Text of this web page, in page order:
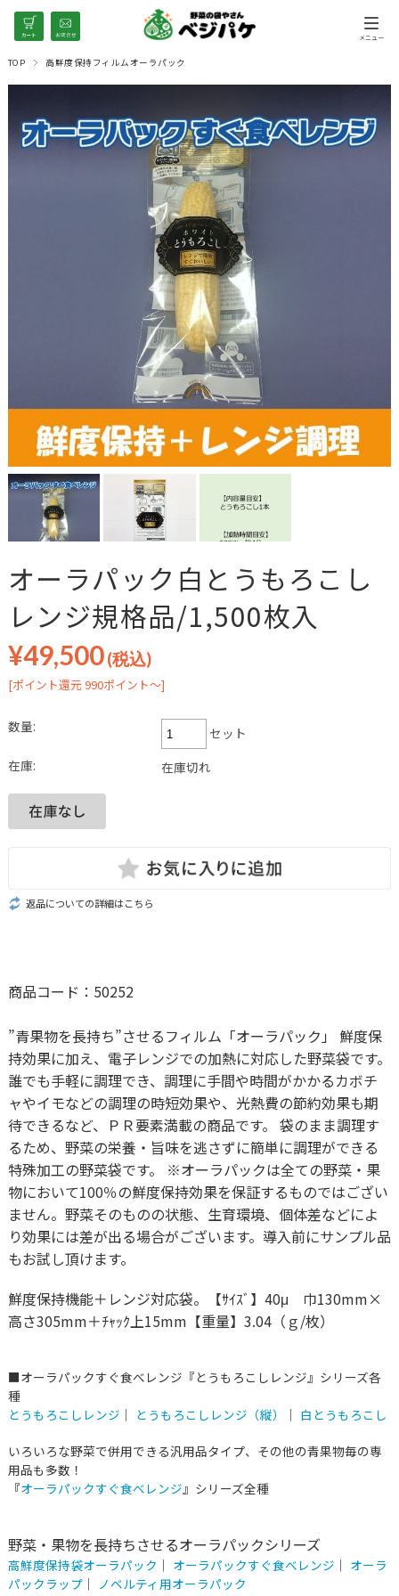
TOP 高鮮度保持フィルムオーラパック
オーラパック白とうもろこし
レンジ規格品/1,500枚入
¥49,500(税込)
[ポイント還元 990ポイント～]
数量:
セット
在庫:
在庫切れ
返品についての詳細はこちら
商品コード：50252
”青果物を長持ち”させるフィルム「オーラパック」 鮮度保
持効果に加え、電子レンジでの加熱に対応した野菜袋です。
誰でも手軽に調理でき、調理に手間や時間がかかるカボチ
ャやイモなどの調理の時短効果や、光熱費の節約効果も期
待できるなど、ＰＲ要素満載の商品です。 袋のまま調理す
るため、野菜の栄養・旨味を逃さずに簡単に調理ができる
特殊加工の野菜袋です。 ※オーラパックは全ての野菜・果
物において100％の鮮度保持効果を保証するものではござい
ません。野菜そのものの状態、生育環境、個体差などによ
り効果には差が出る場合がございます。導入前にサンプル品
もお試し頂けます。
鮮度保持機能＋レンジ対応袋。【ｻｲｽﾞ】40μ 巾130mm×
高さ305mm＋ﾁｬｯｸ上15mm【重量】3.04（ｇ/枚）
■オーラパックすぐ食べレンジ『とうもろこしレンジ』シリーズ各
種
とうもろこしレンジ ｜ とうもろこしレンジ（縦） ｜ 白とうもろこし
いろいろな野菜で併用できる汎用品タイプ、その他の青果物毎の専
用品も多数！
『オーラパックすぐ食べレンジ』シリーズ全種
野菜・果物を長持ちさせるオーラパックシリーズ
高鮮度保持袋オーラパック ｜ オーラパックすぐ食べレンジ ｜ オーラ
パックラップ｜ ノベルティ用オーラパック